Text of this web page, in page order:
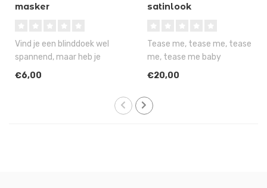
masker
Vind je een blinddoek wel
spannend, maar heb je
geen zin om de hele avond
€6,00
satinlook
Tease me, tease me, tease
me, tease me baby
'Till I lose control
€20,00